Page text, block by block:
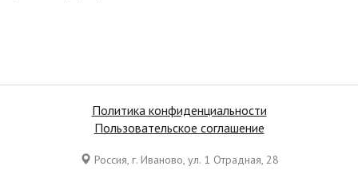
Политика конфиденциальности
Пользовательское соглашение
Россия, г. Иваново, ул. 1 Отрадная, 28